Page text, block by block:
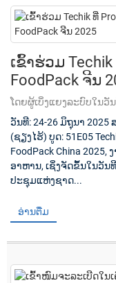
ເຂົ້າຮ່ວມ
FoodPack ຈີນ
ໂດຍຜູ້ເບິ່ງແຍງລະບົບໃນວັນ
ວັນທີ: 24-26 ມິຖຸນາ
(ຊຽງໄຮ້) ບູດ: 51E05
FoodPack China
ອາຫານ, ເຊິ່ງຈັດຂຶ້ນໃນວັນ
ປະຊຸມແຫ່ງຊາດ...
ອ່ານຕື່ມ